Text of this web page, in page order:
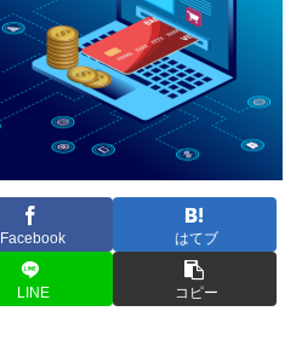
Facebook はてブ
LINE コピー